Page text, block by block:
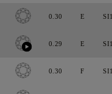
0.30 E SI1
0.29 E SI1
0.30 F SI1